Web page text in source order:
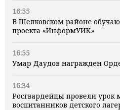
16:55
В Шелковском районе
проекта «ИнформУИК»
16:55
Умар Даудов награжден
16:34
Росгвардейцы провели урок
воспитанников детского